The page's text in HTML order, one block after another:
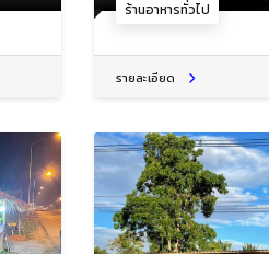
ร้านอาหารทั่วไป
รายละเอียด